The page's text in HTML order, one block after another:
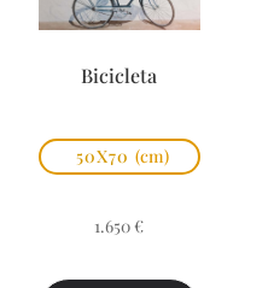
Bicicleta
50X70 (cm)
1.650 €